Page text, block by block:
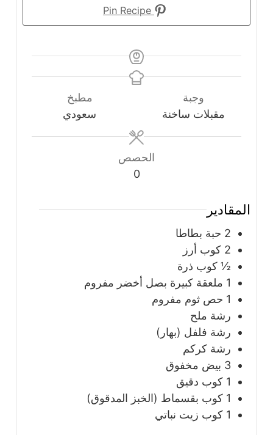
Pin Recipe
وجبة
مقبلات ساخنة
مطبخ
سعودي
الحصص
0
المقادير
2 حبة بطاطا
2 كوب أرز
½ كوب ذرة
1 ملعقة كبيرة بصل أخضر مفروم
1 حص ثوم مفروم
رشة ملح
رشة فلفل (بهار)
رشة كركم
3 بيض مخفوق
1 كوب دقيق
1 كوب بقسماط (الخبز المدقوق)
1 كوب زيت نباتي